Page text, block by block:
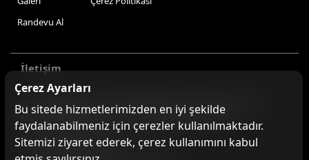
Randevu Al
İletişim
Gürselpaşa Mah. Öğretmenler Bulv. Tepelizade İş
Merkezi A Blok K:1 D:3 01200 Seyhan/Adana
+90 533 253 84 74
Çerez Ayarları
Bu sitede hizmetlerimizden en iyi şekilde
faydalanabilmeniz için çerezler kullanılmaktadır.
Sitemizi ziyaret ederek, çerez kullanımını kabul